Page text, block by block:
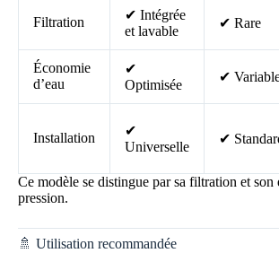
Filtration
✔ Intégrée
et lavable
✔ Rare
Économie
d’eau
✔
Optimisée
✔
Installation
✔
Universelle
✔
Ce modèle se distingue par sa filtration et son
pression.
🚿 Utilisation recommandée